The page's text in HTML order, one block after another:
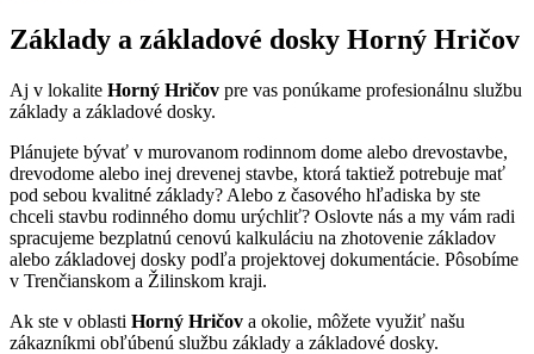
Základy a základové dosky Horný Hričov
Aj v lokalite Horný Hričov pre vas ponúkame profesionálnu službu
základy a základové dosky.
Plánujete bývať v murovanom rodinnom dome alebo drevostavbe,
drevodome alebo inej drevenej stavbe, ktorá taktiež potrebuje mať
pod sebou kvalitné základy? Alebo z časového hľadiska by ste
chceli stavbu rodinného domu urýchliť? Oslovte nás a my vám radi
spracujeme bezplatnú cenovú kalkuláciu na zhotovenie základov
alebo základovej dosky podľa projektovej dokumentácie. Pôsobíme
v Trenčianskom a Žilinskom kraji.
Ak ste v oblasti Horný Hričov a okolie, môžete využiť našu
zákazníkmi obľúbenú službu základy a základové dosky.